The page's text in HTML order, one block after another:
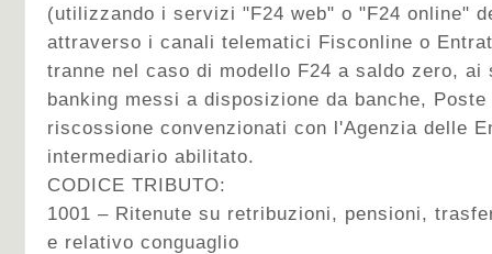
(utilizzando i servizi "F24 web" o "F24 online"
attraverso i canali telematici Fisconline o
tranne nel caso di modello F24 a saldo zero,
banking messi a disposizione da banche,
riscossione convenzionati con l'Agenzia delle
intermediario abilitato.
CODICE TRIBUTO:
1001 – Ritenute su retribuzioni, pensioni,
e relativo conguaglio